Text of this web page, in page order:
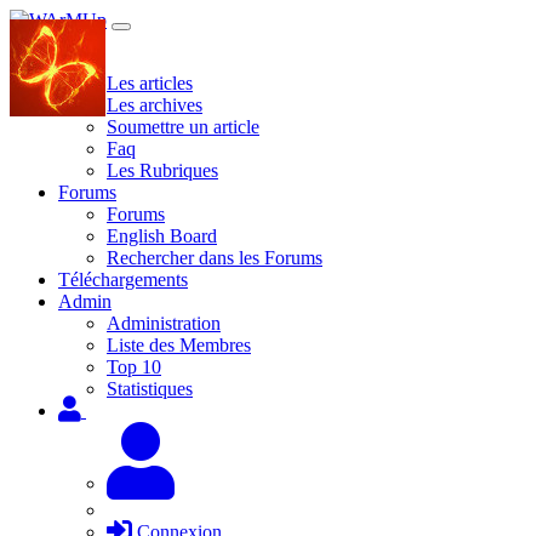
Site
Les articles
Les archives
Soumettre un article
Faq
Les Rubriques
Forums
Forums
English Board
Rechercher dans les Forums
Téléchargements
Admin
Administration
Liste des Membres
Top 10
Statistiques
Connexion